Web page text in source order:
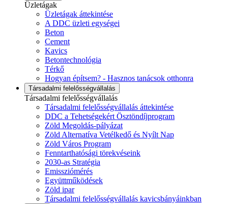
Üzletágak
Üzletágak áttekintése
A DDC üzleti egységei
Beton
Cement
Kavics
Betontechnológia
Térkő
Hogyan építsem? - Hasznos tanácsok otthonra
Társadalmi felelősségvállalás
Társadalmi felelősségvállalás
Társadalmi felelősségvállalás áttekintése
DDC a Tehetségekért Ösztöndíjprogram
Zöld Megoldás-pályázat
Zöld Alternatíva Vetélkedő és Nyílt Nap
Zöld Város Program
Fenntarthatósági törekvéseink
2030-as Stratégia
Emissziómérés
Együttműködések
Zöld ipar
Társadalmi felelősségvállalás kavicsbányáinkban